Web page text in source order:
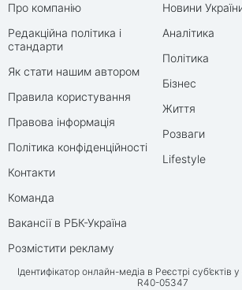
Про компанію
Редакційна політика і
стандарти
Як стати нашим автором
Правила користування
Правова інформація
Політика конфіденційності
Контакти
Команда
Вакансії в РБК-Україна
Розмістити рекламу
Новини
Аналітика
Політика
Бізнес
Життя
Розваги
Lifestyle
Ідентифікатор онлайн-медіа в Реєстрі суб’єктів
R40-05347